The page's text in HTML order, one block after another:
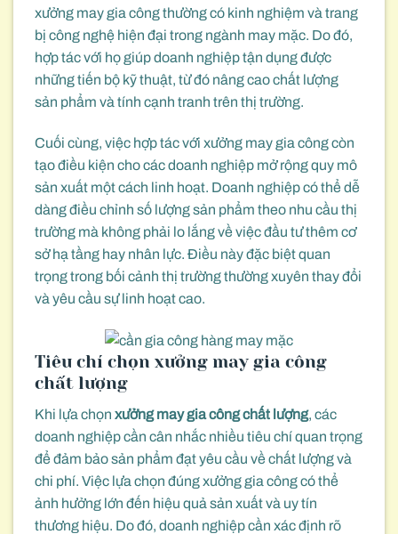
xưởng may gia công thường có kinh nghiệm và trang
bị công nghệ hiện đại trong ngành may mặc. Do đó,
hợp tác với họ giúp doanh nghiệp tận dụng được
những tiến bộ kỹ thuật, từ đó nâng cao chất lượng
sản phẩm và tính cạnh tranh trên thị trường.
Cuối cùng, việc hợp tác với xưởng may gia công còn
tạo điều kiện cho các doanh nghiệp mở rộng quy mô
sản xuất một cách linh hoạt. Doanh nghiệp có thể dễ
dàng điều chỉnh số lượng sản phẩm theo nhu cầu thị
trường mà không phải lo lắng về việc đầu tư thêm cơ
sở hạ tầng hay nhân lực. Điều này đặc biệt quan
trọng trong bối cảnh thị trường thường xuyên thay đổi
và yêu cầu sự linh hoạt cao.
Tiêu chí chọn xưởng may gia công
chất lượng
Khi lựa chọn xưởng may gia công chất lượng, các
doanh nghiệp cần cân nhắc nhiều tiêu chí quan trọng
để đảm bảo sản phẩm đạt yêu cầu về chất lượng và
chi phí. Việc lựa chọn đúng xưởng gia công có thể
ảnh hưởng lớn đến hiệu quả sản xuất và uy tín
thương hiệu. Do đó, doanh nghiệp cần xác định rõ